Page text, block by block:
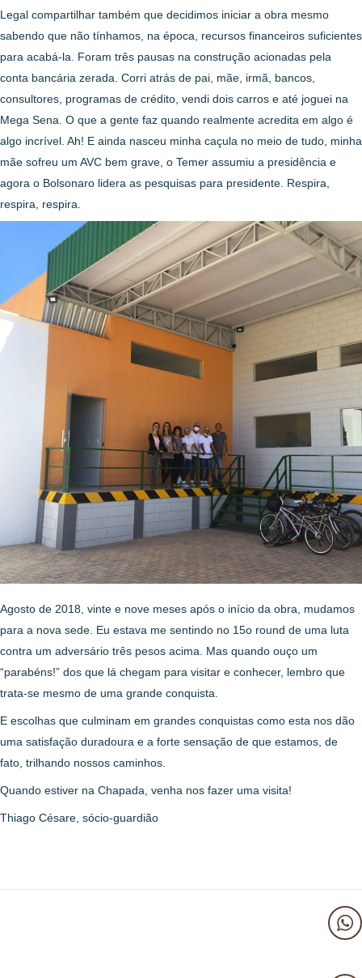
Legal compartilhar também que decidimos iniciar a obra mesmo
sabendo que não tínhamos, na época, recursos financeiros suficientes
para acabá-la. Foram três pausas na construção acionadas pela
conta bancária zerada. Corri atrás de pai, mãe, irmã, bancos,
consultores, programas de crédito, vendi dois carros e até joguei na
Mega Sena. O que a gente faz quando realmente acredita em algo é
algo incrível. Ah! E ainda nasceu minha caçula no meio de tudo, minha
mãe sofreu um AVC bem grave, o Temer assumiu a presidência e
agora o Bolsonaro lidera as pesquisas para presidente. Respira,
respira, respira.
Agosto de 2018, vinte e nove meses após o início da obra, mudamos
para a nova sede. Eu estava me sentindo no 15o round de uma luta
contra um adversário três pesos acima. Mas quando ouço um
“parabéns!” dos que lá chegam para visitar e conhecer, lembro que
trata-se mesmo de uma grande conquista.
E escolhas que culminam em grandes conquistas como esta nos dão
uma satisfação duradoura e a forte sensação de que estamos, de
fato, trilhando nossos caminhos.
Quando estiver na Chapada, venha nos fazer uma visita!
Thiago Césare, sócio-guardião